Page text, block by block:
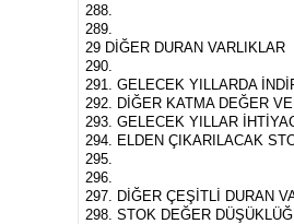
288.
289.
29 DİĞER DURAN VARLIKLAR
290.
291. GELECEK YILLARDA
292. DİĞER KATMA DEĞER
293. GELECEK YILLAR
294. ELDEN ÇIKARILACAK
295.
296.
297. DİĞER ÇEŞİTLİ DURAN
298. STOK DEĞER